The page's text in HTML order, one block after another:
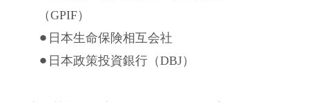
（GPIF）
⚫︎日本生命保険相互会社
⚫︎日本政策投資銀行（DBJ）